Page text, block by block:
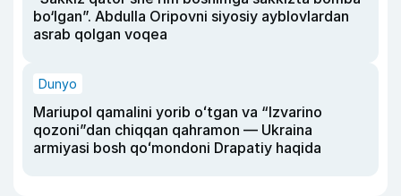
bo‘lgan”. Abdulla Oripovni siyosiy ayblovlardan
asrab qolgan voqea
Dunyo
Mariupol qamalini yorib oʻtgan va “Izvarino
qozoni”dan chiqqan qahramon — Ukraina
armiyasi bosh qoʻmondoni Drapatiy haqida